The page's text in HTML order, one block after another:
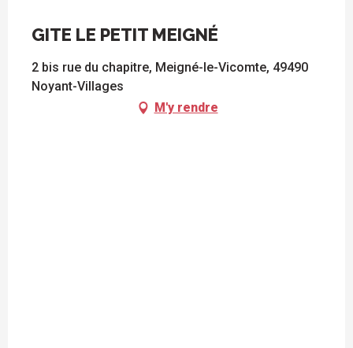
GITE LE PETIT MEIGNÉ
2 bis rue du chapitre, Meigné-le-Vicomte, 49490
Noyant-Villages
M'y rendre